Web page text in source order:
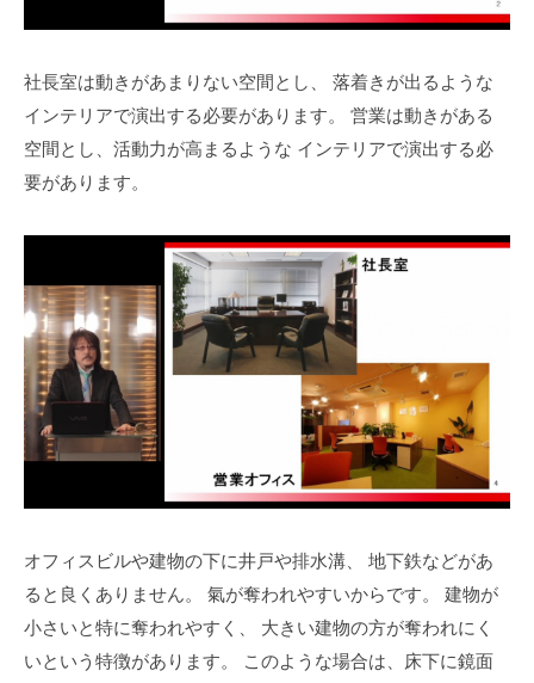
社長室は動きがあまりない空間とし、
落着きが出るような
インテリアで演出する必要があります。
営業は動きがある
空間とし、活動力が高まるような インテリアで演出する必
要があります。
オフィスビルや建物の下に井戸や排水溝、
地下鉄などがあ
ると良くありません。
氣が奪われやすいからです。
建物が
小さいと特に奪われやすく、
大きい建物の方が奪われにく
いという特徴があります。
このような場合は、床下に鏡面